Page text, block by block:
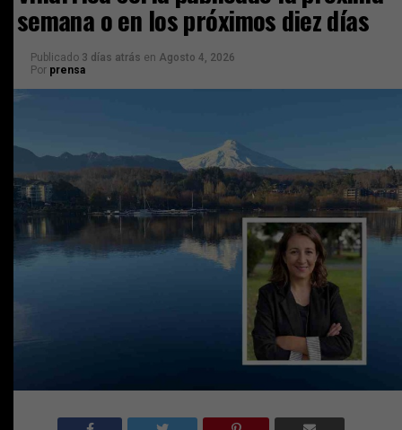
semana o en los próximos diez días
Publicado 3 días atrás en Agosto 4, 2026
Por prensa